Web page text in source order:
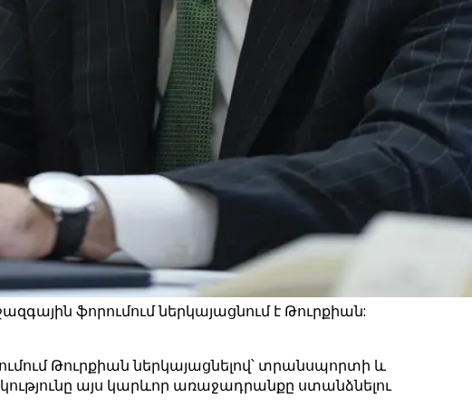
ֆորումում ներկայացնում է Թուրքիան:
Թուրքիան ներկայացնելով՝ տրանսպորտի և
այս կարևոր առաջադրանքը ստանձնելու